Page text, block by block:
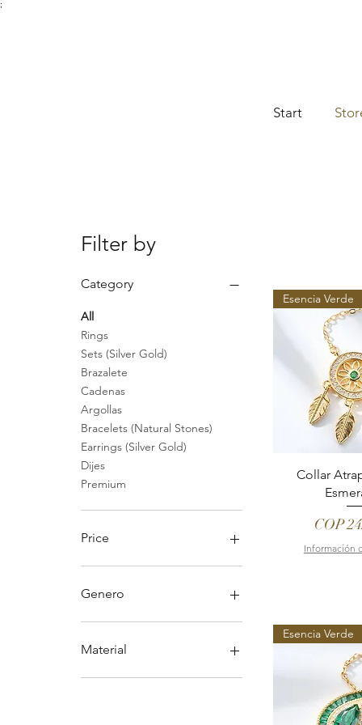
;
Start
Filter by
Category
All
Rings
Sets (Silver Gold)
Brazalete
Cadenas
Argollas
Bracelets (Natural Stones)
Earrings (Silver Gold)
Dijes
Premium
Price
Genero
Unisex
Caballero
Material
Oro 18K
Esencia Verde
Collar
Price
COP
Información
Esencia Verde